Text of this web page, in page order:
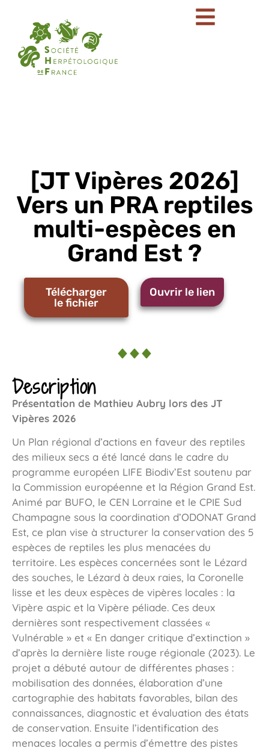
[JT Vipères 2026]
Vers un PRA reptiles
multi-espèces en
Grand Est ?
Ouvrir le lien
Télécharger
le fichier
Description
Présentation de Mathieu Aubry lors des JT
Vipères 2026
Un Plan régional d’actions en faveur des reptiles
des milieux secs a été lancé dans le cadre du
programme européen LIFE Biodiv’Est soutenu par
la Commission européenne et la Région Grand Est.
Animé par BUFO, le CEN Lorraine et le CPIE Sud
Champagne sous la coordination d’ODONAT Grand
Est, ce plan vise à structurer la conservation des 5
espèces de reptiles les plus menacées du
territoire. Les espèces concernées sont le Lézard
des souches, le Lézard à deux raies, la Coronelle
lisse et les deux espèces de vipères locales : la
Vipère aspic et la Vipère péliade. Ces deux
dernières sont respectivement classées «
Vulnérable » et « En danger critique d’extinction »
d’après la dernière liste rouge régionale (2023). Le
projet a débuté autour de différentes phases :
mobilisation des données, élaboration d’une
cartographie des habitats favorables, bilan des
connaissances, diagnostic et évaluation des états
de conservation. Ensuite l’identification des
menaces locales a permis d’émettre des pistes